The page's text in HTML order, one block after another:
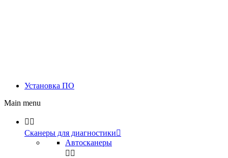
Установка ПО
Main menu
 
Сканеры для диагностики
Автосканеры
 